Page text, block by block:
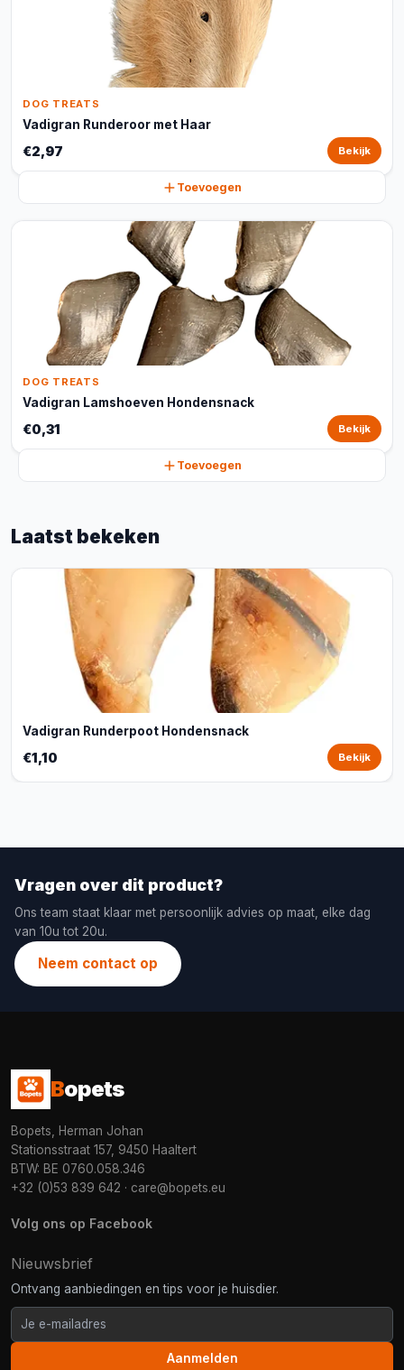
DOG TREATS
Vadigran Runderoor met Haar
€2,97 Bekijk
Toevoegen
DOG TREATS
Vadigran Lamshoeven Hondensnack
€0,31 Bekijk
Toevoegen
Laatst bekeken
Vadigran Runderpoot Hondensnack
€1,10 Bekijk
Vragen over dit product?
Ons team staat klaar met persoonlijk advies op maat, elke dag
van 10u tot 20u.
Neem contact op
Bopets
Bopets, Herman Johan
Stationsstraat 157, 9450 Haaltert
BTW: BE 0760.058.346
+32 (0)53 839 642 · care@bopets.eu
Volg ons op Facebook
Nieuwsbrief
Ontvang aanbiedingen en tips voor je huisdier.
Aanmelden